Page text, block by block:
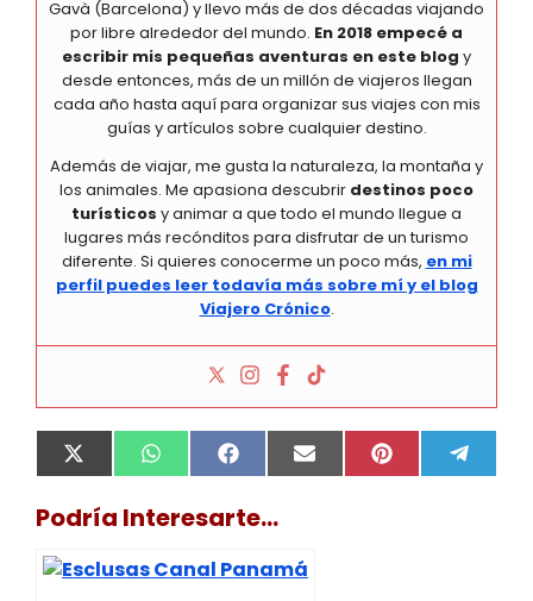
Gavà (Barcelona) y llevo más de dos décadas viajando
por libre alrededor del mundo. En 2018 empecé a
escribir mis pequeñas aventuras en este blog y
desde entonces, más de un millón de viajeros llegan
cada año hasta aquí para organizar sus viajes con mis
guías y artículos sobre cualquier destino.
Además de viajar, me gusta la naturaleza, la montaña y
los animales. Me apasiona descubrir destinos poco
turísticos y animar a que todo el mundo llegue a
lugares más recónditos para disfrutar de un turismo
diferente. Si quieres conocerme un poco más, en mi
perfil puedes leer todavía más sobre mí y el blog
Viajero Crónico.
Compartir
en
X
(
w
t
Compartir
en
W
h
t
A
p
Compartir
en
F
a
e
o
Compartir
en
E
m
Compartir
en
P
i en
e
Podría Interesarte...